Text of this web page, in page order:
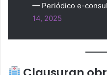
— Periódico e-
14, 2025